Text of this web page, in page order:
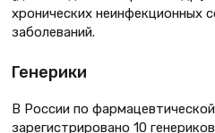
хронических неинфекционных
заболеваний.
Генерики
В России по
зарегистрировано 10